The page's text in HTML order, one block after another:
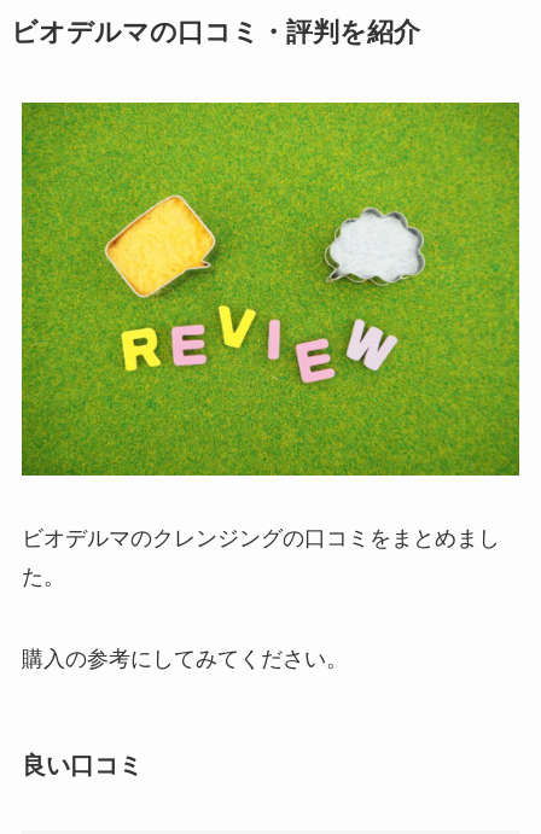
ビオデルマの口コミ・評判を紹介
ビオデルマのクレンジングの口コミをまとめまし
た。
購入の参考にしてみてください。
良い口コミ